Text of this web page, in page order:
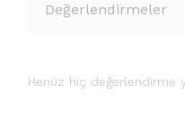
Değerlendirmeler
Henüz hiç değerlendirme